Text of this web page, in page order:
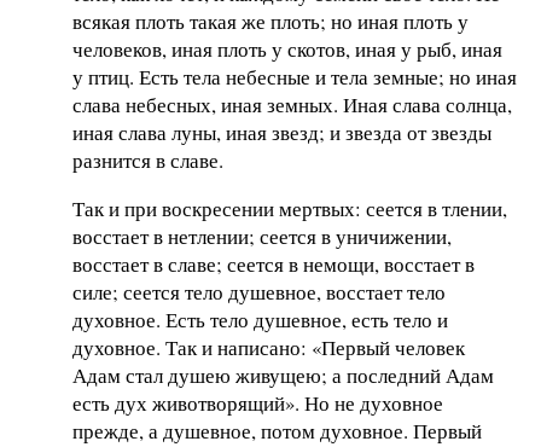
всякая плоть такая же плоть; но иная плоть у
человеков, иная плоть у скотов, иная у рыб, иная
у птиц. Есть тела небесные и тела земные; но иная
слава небесных, иная земных. Иная слава солнца,
иная слава луны, иная звезд; и звезда от звезды
разнится в славе.
Так и при воскресении мертвых: сеется в тлении,
восстает в нетлении; сеется в уничижении,
восстает в славе; сеется в немощи, восстает в
силе; сеется тело душевное, восстает тело
духовное. Есть тело душевное, есть тело и
духовное. Так и написано: «Первый человек
Адам стал душею живущею; а последний Адам
есть дух животворящий». Но не духовное
прежде, а душевное, потом духовное. Первый